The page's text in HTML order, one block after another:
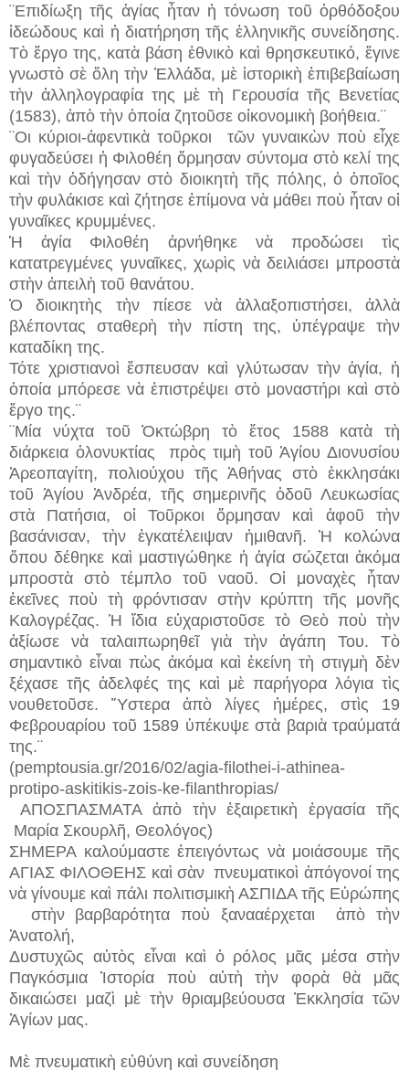
¨Επιδίωξη τῆς ἁγίας ἦταν ἡ τόνωση τοῦ ὀρθόδοξου
ἰδεώδους καὶ ἡ διατήρηση τῆς ἑλληνικῆς συνείδησης.
Τὸ ἔργο της, κατὰ βάση ἐθνικὸ καὶ θρησκευτικό, ἔγινε
γνωστὸ σὲ ὅλη τὴν Ἑλλάδα, μὲ ἱστορικὴ ἐπιβεβαίωση
τὴν ἀλληλογραφία της μὲ τὴ Γερουσία τῆς Βενετίας
(1583), ἀπὸ τὴν ὁποία ζητοῦσε οἰκονομικὴ βοήθεια.¨
¨Οι κύριοι-ἀφεντικὰ τοῦρκοι τῶν γυναικὼν ποὺ εἶχε
φυγαδεύσει ἡ Φιλοθέη ὅρμησαν σύντομα στὸ κελί της
καὶ τὴν ὁδήγησαν στὸ διοικητὴ τῆς πόλης, ὁ ὁποῖος
τὴν φυλάκισε καὶ ζήτησε ἐπίμονα νὰ μάθει ποὺ ἦταν οἱ
γυναῖκες κρυμμένες.
Ἡ ἁγία Φιλοθέη ἀρνήθηκε νὰ προδώσει τὶς
κατατρεγμένες γυναῖκες, χωρὶς νὰ δειλιάσει μπροστὰ
στὴν ἀπειλὴ τοῦ θανάτου.
Ὁ διοικητὴς τὴν πίεσε νὰ ἀλλαξοπιστήσει, ἀλλὰ
βλέποντας σταθερὴ τὴν πίστη της, ὑπέγραψε τὴν
καταδίκη της.
Τότε χριστιανοὶ ἔσπευσαν καὶ γλύτωσαν τὴν ἁγία, ἡ
ὁποία μπόρεσε νὰ ἐπιστρέψει στὸ μοναστήρι καὶ στὸ
ἔργο της.¨
¨Μία νύχτα τοῦ Ὀκτώβρη τὸ ἔτος 1588 κατὰ τὴ
διάρκεια ὁλονυκτίας πρὸς τιμὴ τοῦ Ἁγίου Διονυσίου
Ἀρεοπαγίτη, πολιούχου τῆς Ἀθήνας στὸ ἐκκλησάκι
τοῦ Ἁγίου Ἀνδρέα, τῆς σημερινῆς ὁδοῦ Λευκωσίας
στὰ Πατήσια, οἱ Τοῦρκοι ὅρμησαν καὶ ἀφοῦ τὴν
βασάνισαν, τὴν ἐγκατέλειψαν ἡμιθανῆ. Ἡ κολώνα
ὅπου δέθηκε καὶ μαστιγώθηκε ἡ ἁγία σώζεται ἀκόμα
μπροστὰ στὸ τέμπλο τοῦ ναοῦ. Οἱ μοναχὲς ἦταν
ἐκεῖνες ποὺ τὴ φρόντισαν στὴν κρύπτη τῆς μονῆς
Καλογρέζας. Ἡ ἴδια εὐχαριστοῦσε τὸ Θεὸ ποὺ τὴν
ἀξίωσε νὰ ταλαιπωρηθεῖ γιὰ τὴν ἀγάπη Του. Τὸ
σημαντικὸ εἶναι πὼς ἀκόμα καὶ ἐκείνη τὴ στιγμὴ δὲν
ξέχασε τῆς ἀδελφές της καὶ μὲ παρήγορα λόγια τὶς
νουθετοῦσε. Ὕστερα ἀπὸ λίγες ἡμέρες, στὶς 19
Φεβρουαρίου τοῦ 1589 ὑπέκυψε στὰ βαριὰ τραύματά
της.¨
(pemptousia.gr/2016/02/agia-filothei-i-athinea-
protipo-askitikis-zois-ke-filanthropias/
ΑΠΟΣΠΑΣΜΑΤΑ ἀπὸ τὴν ἐξαιρετικὴ ἐργασία τῆς
Μαρία Σκουρλῆ, Θεολόγος)
ΣΗΜΕΡΑ καλούμαστε ἐπειγόντως νὰ μοιάσουμε τῆς
ΑΓΙΑΣ ΦΙΛΟΘΕΗΣ καὶ σὰν πνευματικοὶ ἀπόγονοί της
νὰ γίνουμε καὶ πάλι πολιτισμικὴ ΑΣΠΙΔΑ τῆς Εὐρώπης
στὴν βαρβαρότητα ποὺ ξανααέρχεται ἀπὸ τὴν
Ἀνατολή,
Δυστυχῶς αὐτὸς εἶναι καὶ ὁ ρόλος μᾶς μέσα στὴν
Παγκόσμια Ἱστορία ποὺ αὐτὴ τὴν φορὰ θὰ μᾶς
δικαιώσει μαζὶ μὲ τὴν θριαμβεύουσα Ἐκκλησία τῶν
Ἁγίων μας.
Μὲ πνευματικὴ εὐθύνη καὶ συνείδηση